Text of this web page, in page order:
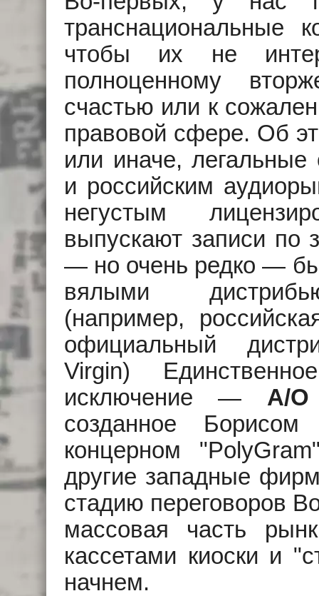
транснациональные
чтобы их не
полноценному
счастью или к
правовой сфере. Об
или иначе,
и российским
негустым
выпускают записи по
— но очень редко —
вялыми
(например,
официальный
Virgin)
исключение — А/О
созданное
концерном
другие западные
стадию переговоров
массовая часть
кассетами киоски и
начнем.